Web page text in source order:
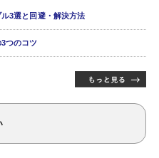
3選と回避・解決方法
つのコツ